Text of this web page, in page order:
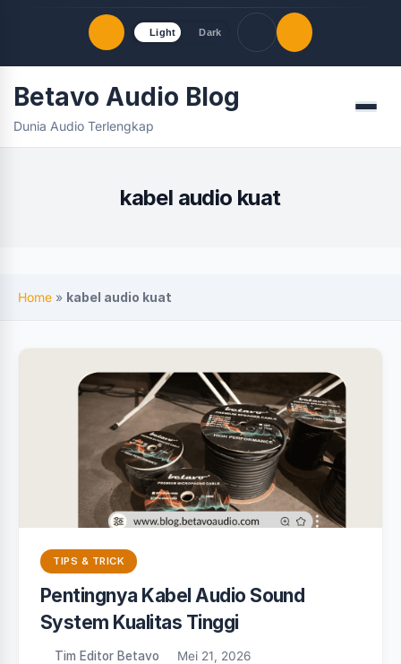
Light Dark
Quick Links
LATEST UPDATES
Betavo Audio Blog
Dunia Audio Terlengkap
Menu
kabel audio kuat
Home » kabel audio kuat
TIPS & TRICK
Pentingnya Kabel Audio Sound
System Kualitas Tinggi
Tim Editor Betavo Mei 21, 2026